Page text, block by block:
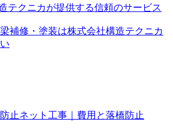
テクニカが提供する信頼のサービス
補修・塗装は株式会社構造テクニカ
止ネット工事｜費用と落橋防止